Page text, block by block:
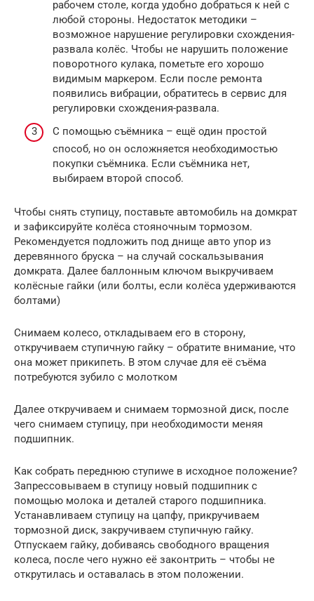
рабочем столе, когда удобно добраться к ней с
любой стороны. Недостаток методики –
возможное нарушение регулировки схождения-
развала колёс. Чтобы не нарушить положение
поворотного кулака, пометьте его хорошо
видимым маркером. Если после ремонта
появились вибрации, обратитесь в сервис для
регулировки схождения-развала.
С помощью съёмника – ещё один простой
способ, но он осложняется необходимостью
покупки съёмника. Если съёмника нет,
выбираем второй способ.
Чтобы снять ступицу, поставьте автомобиль на домкрат
и зафиксируйте колёса стояночным тормозом.
Рекомендуется подложить под днище авто упор из
деревянного бруска – на случай соскальзывания
домкрата. Далее баллонным ключом выкручиваем
колёсные гайки (или болты, если колёса удерживаются
болтами)
Снимаем колесо, откладываем его в сторону,
откручиваем ступичную гайку – обратите внимание, что
она может прикипеть. В этом случае для её съёма
потребуются зубило с молотком
Далее откручиваем и снимаем тормозной диск, после
чего снимаем ступицу, при необходимости меняя
подшипник.
Как собрать переднюю ступиwe в исходное положение?
Запрессовываем в ступицу новый подшипник с
помощью молока и деталей старого подшипника.
Устанавливаем ступицу на цапфу, прикручиваем
тормозной диск, закручиваем ступичную гайку.
Отпускаем гайку, добиваясь свободного вращения
колеса, после чего нужно её законтрить – чтобы не
открутилась и оставалась в этом положении.